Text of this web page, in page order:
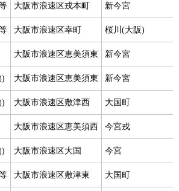
大阪市浪速区戎本町 新今宮
大阪市浪速区幸町 桜川(大阪)
大阪市浪速区恵美須東 新今宮
) 大阪市浪速区恵美須東 新今宮
) 大阪市浪速区敷津西 大国町
大阪市浪速区恵美須西 今宮戎
) 大阪市浪速区大国 今宮
大阪市浪速区敷津東 大国町